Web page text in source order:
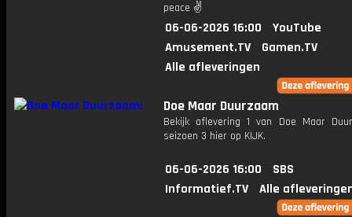
peace ✌
06-06-2026 16:00
YouTube
Amusement.TV
Gamen.TV
Alle afleveringen
Doe Maar Duurzaam
Bekijk aflevering 1 van Doe Maar
seizoen 3 hier op KIJK.
06-06-2026 16:00
SBS
Informatief.TV
Alle